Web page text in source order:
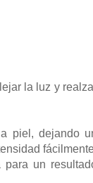
la luz y
piel, dejando
para un